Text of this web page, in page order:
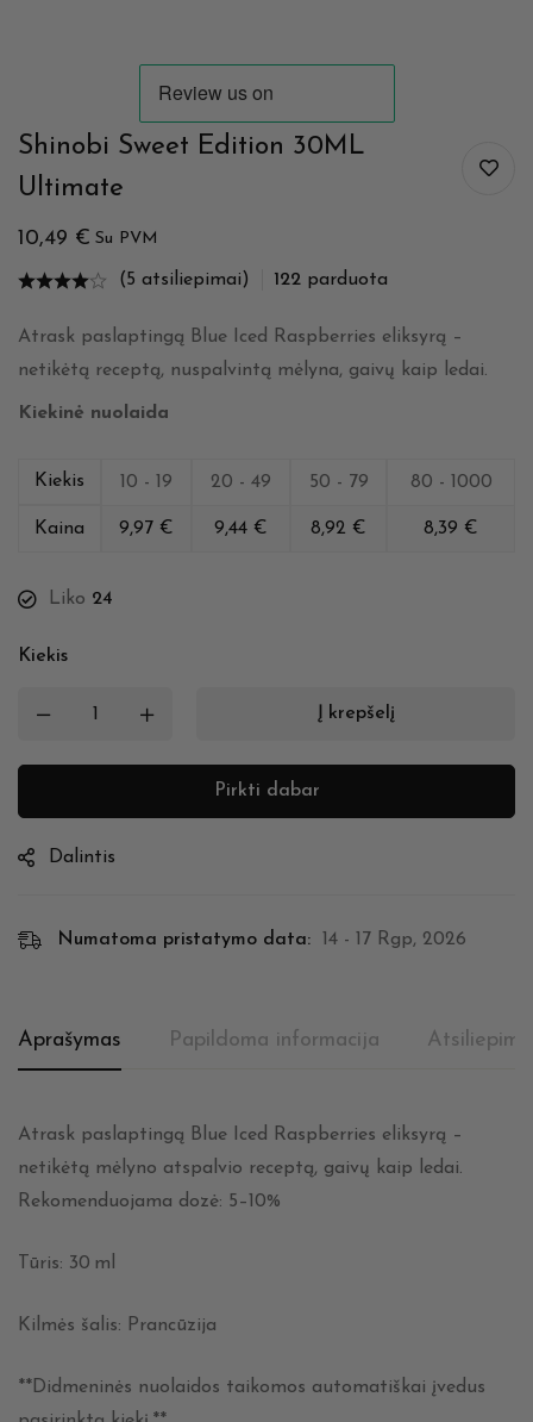
Shinobi Sweet Edition 30ML
Ultimate
10,49 € Su PVM
(5 atsiliepimai) 122 parduota
Atrask paslaptingą Blue Iced Raspberries eliksyrą –
netikėtą receptą, nuspalvintą mėlyna, gaivų kaip ledai.
Kiekinė nuolaida
Kiekis 10 - 19 20 - 49 50 - 79 80 - 1000
Kaina 9,97 € 9,44 € 8,92 € 8,39 €
Liko 24
Kiekis
Į krepšelį
Pirkti dabar
Dalintis
Numatoma pristatymo data: 14 - 17 Rgp, 2026
Aprašymas Papildoma informacija
Atrask paslaptingą Blue Iced Raspberries eliksyrą –
netikėtą mėlyno atspalvio receptą, gaivų kaip ledai.
Rekomenduojama dozė: 5–10%
Tūris: 30 ml
Kilmės šalis: Prancūzija
**Didmeninės nuolaidos taikomos automatiškai įvedus